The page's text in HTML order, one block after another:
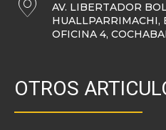
AV. LIBERTADOR
HUALLPARRIMACHI,
OFICINA 4,
OTROS